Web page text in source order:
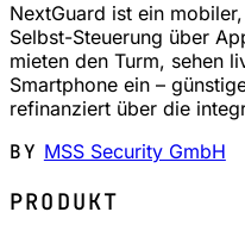
NextGuard ist ein
Selbst-Steuerung über
mieten den Turm, sehen
Smartphone ein –
refinanziert über die
BY MSS Security GmbH
PRODUKT